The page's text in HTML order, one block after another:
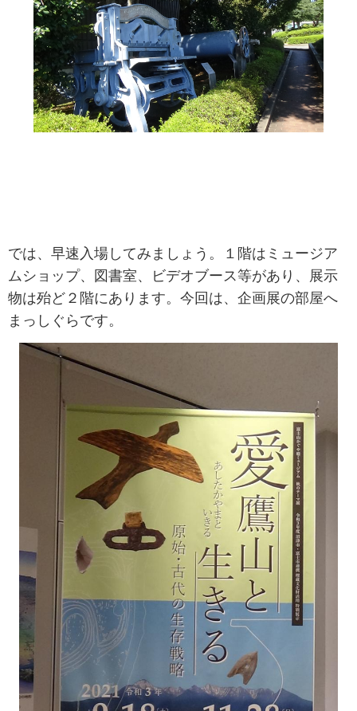
では、早速入場してみましょう。１階はミュージア
ムショップ、図書室、ビデオブース等があり、展示
物は殆ど２階にあります。今回は、企画展の部屋へ
まっしぐらです。